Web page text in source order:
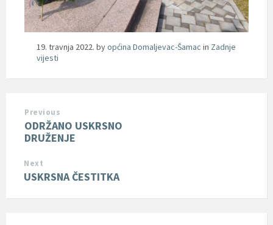
19. travnja 2022. byopćina Domaljevac-Šamac in Zadnje
vijesti
Previous
ODRŽANO USKRSNO
DRUŽENJE
Next
USKRSNA ČESTITKA